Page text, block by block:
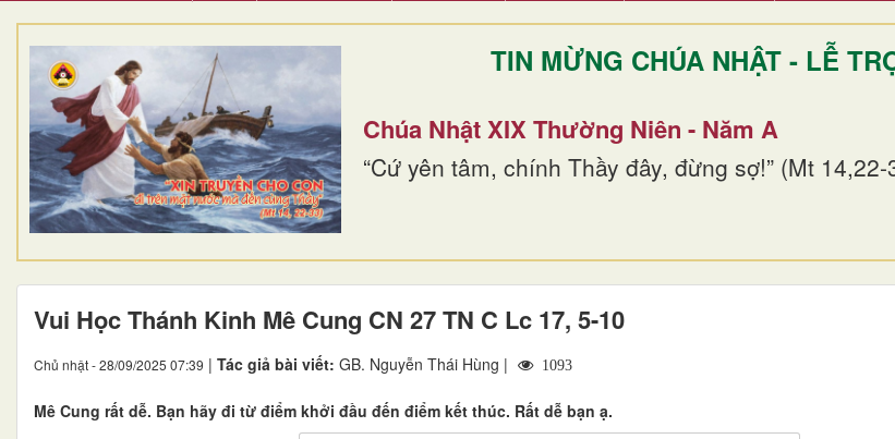
TIN MỪNG CHÚA NHẬT - LỄ
Chúa Nhật XIX Thường Niên - Năm A
“Cứ yên tâm, chính Thầy đây, đừng sợ!” (Mt 14,22-
Vui Học Thánh Kinh Mê Cung CN 27 TN C Lc 17, 5-10
Chủ nhật - 28/09/2025 07:39 | Tác giả bài viết: GB. Nguyễn Thái Hùng | 1093
Mê Cung rất dễ. Bạn hãy đi từ điểm khởi đầu đến điểm kết thúc. Rất dễ bạn ạ.